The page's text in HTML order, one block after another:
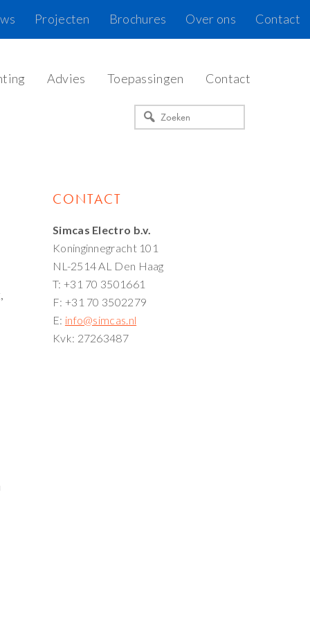
Contact
Over ons
Brochures
Projecten
Advies Toepassingen Contact
Zoeken
Primaire
Sidebar
CONTACT
Simcas Electro b.v.
Koninginnegracht 101
NL-2514 AL Den Haag
T: +31 70 3501661
F: +31 70 3502279
E: info@simcas.nl
Kvk: 27263487